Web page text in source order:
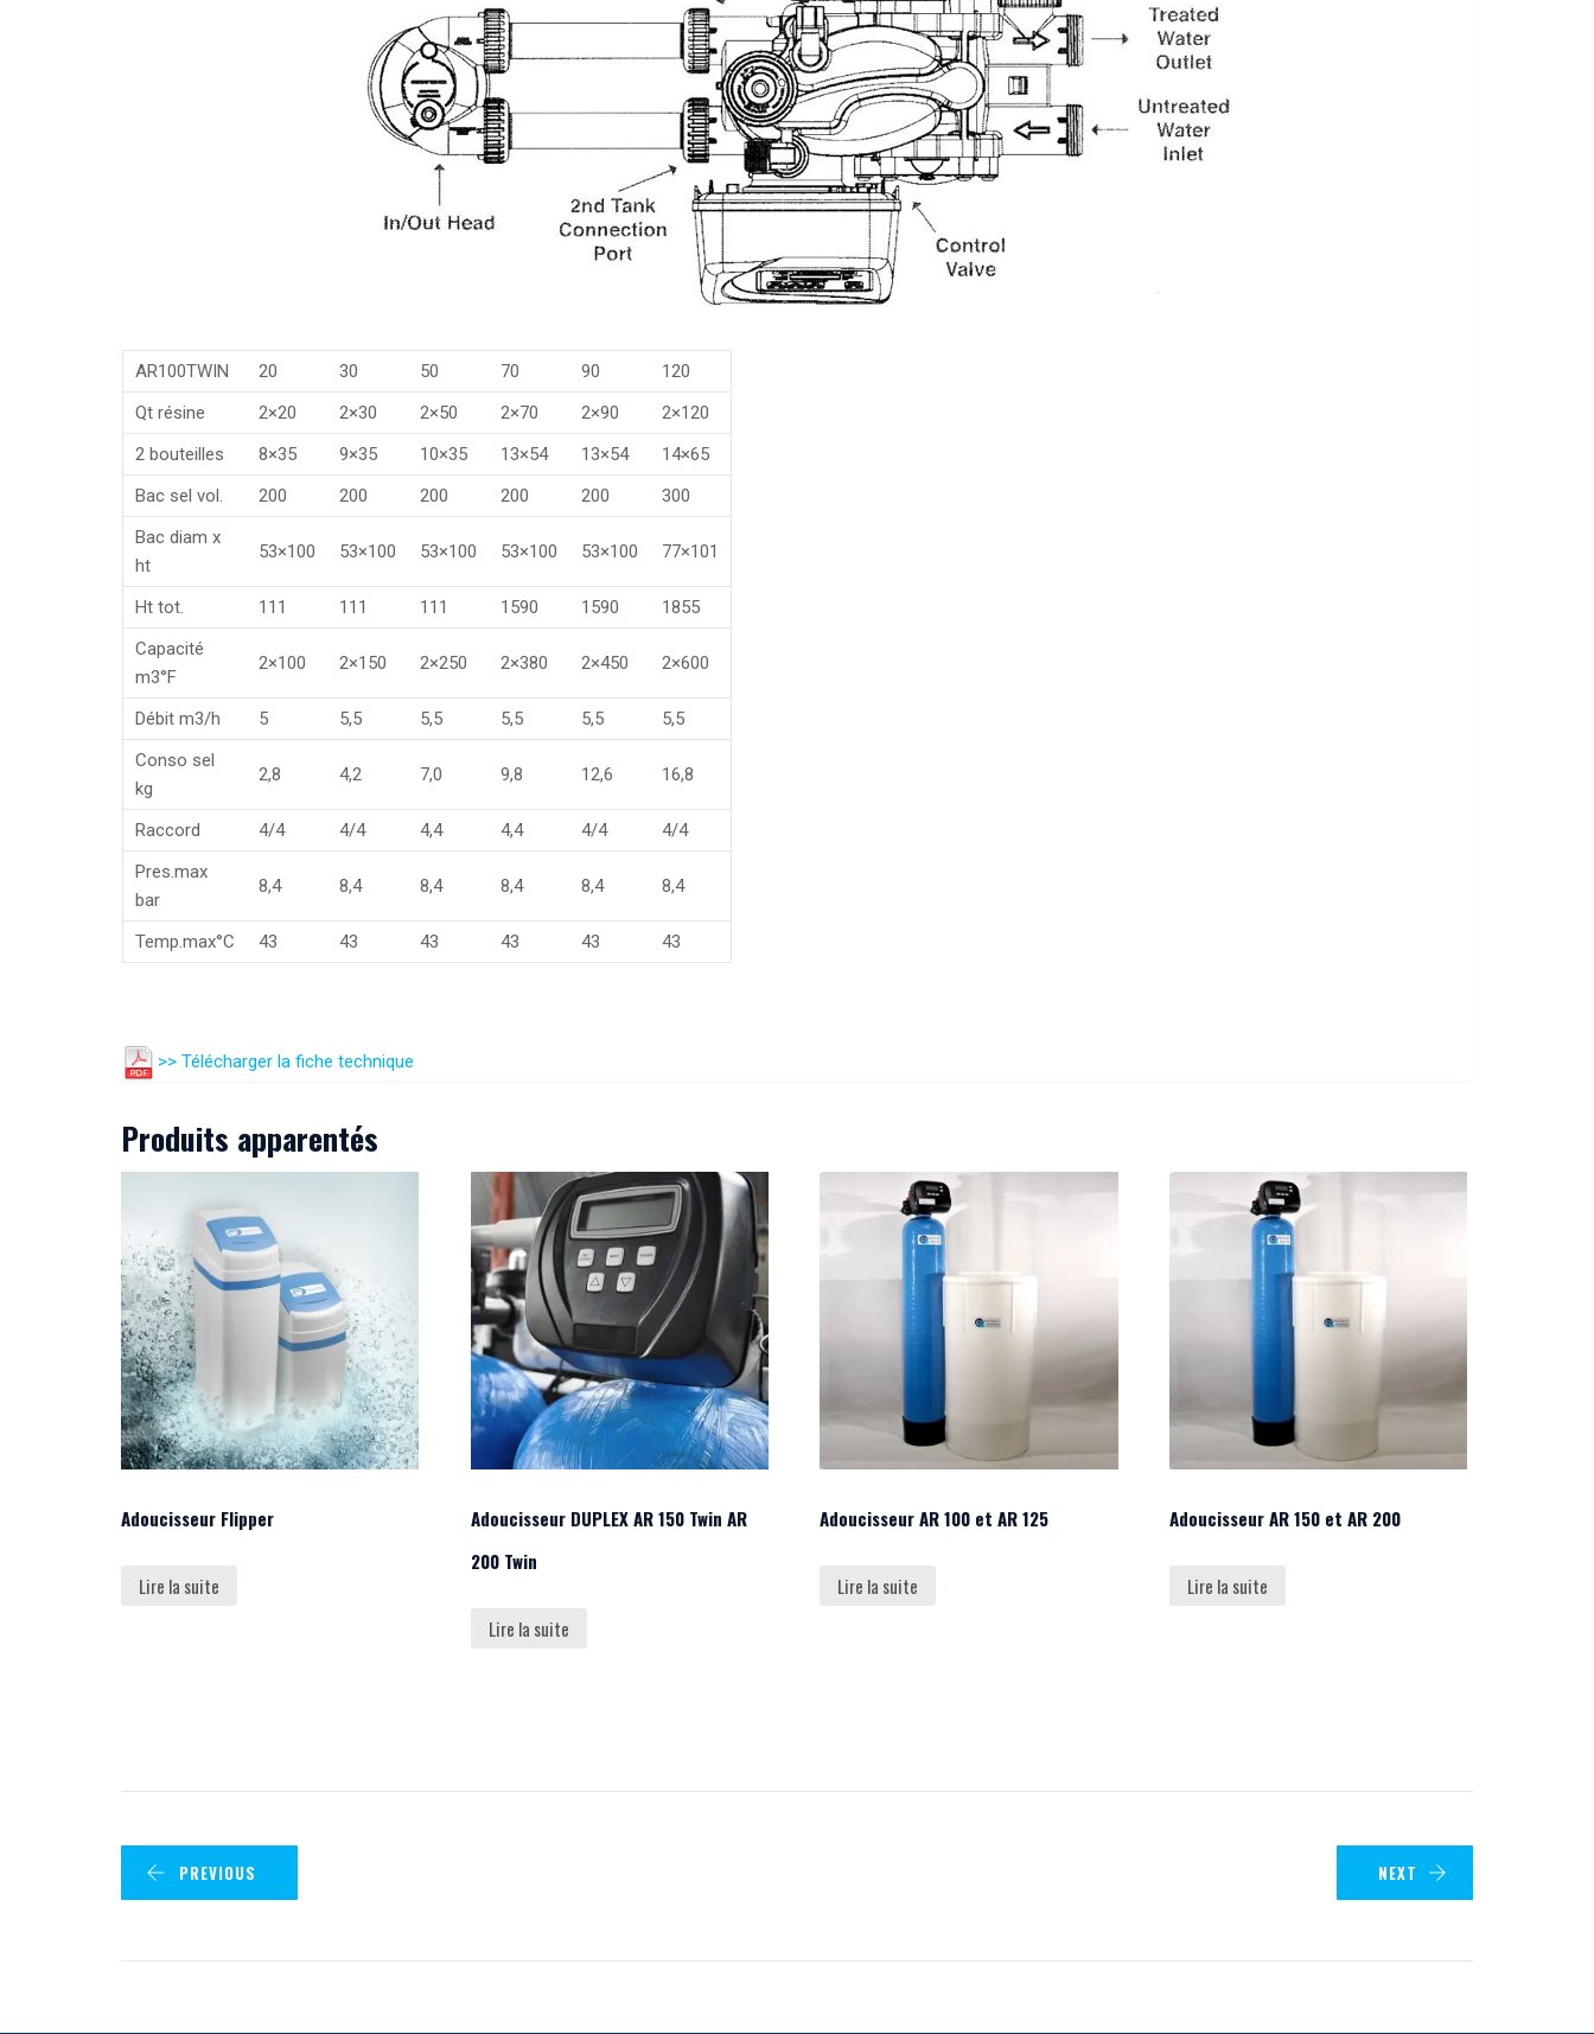
AR100TWIN 20 30 50 70 90
120
Qt résine
2×20 2×30 2×50 2×70 2×90
2×120
2 bouteilles
8×35 9×35 10×35 13×54 13×54
14×65
Bac sel vol.
200 200 200 200 200
300
Bac diam x
ht
53×100 53×100 53×100 53×100 53×100 77×101
Ht tot. 111 111 111 1590 1590
1855
Capacité
m3°F
2×100 2×150 2×250 2×380 2×450 2×600
Débit m3/h 5 5,5 5,5 5,5 5,5
5,5
Conso sel
kg
2,8 4,2 7,0 9,8 12,6 16,8
Raccord 4/4 4/4 4,4 4,4 4/4
4/4
Pres.max
bar
8,4 8,4 8,4 8,4 8,4 8,4
Temp.max°C 43 43 43 43 43 43
>> Télécharger la fiche technique
Produits apparentés
Adoucisseur Flipper
Lire la suite
Adoucisseur DUPLEX AR 150 Twin AR
200 Twin
Lire la suite
Adoucisseur AR 100 et AR 125
Lire la suite
Adoucisseur AR 150 et AR 200
Lire la suite
PREVIOUS NEXT